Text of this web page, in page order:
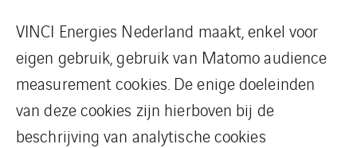
VINCI Energies Nederland maakt, enkel voor
eigen gebruik, gebruik van Matomo audience
measurement cookies. De enige doeleinden
van deze cookies zijn hierboven bij de
beschrijving van analytische cookies